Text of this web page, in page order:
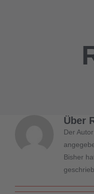
Über
Der
Bisher